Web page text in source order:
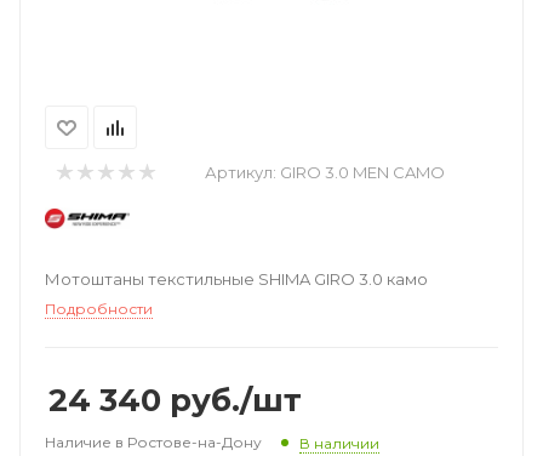
Артикул: GIRO 3.0 MEN CAMO
Мотоштаны текстильные SHIMA GIRO 3.0 камо
Подробности
24 340 руб./шт
Наличие в Ростове-на-Дону В наличии